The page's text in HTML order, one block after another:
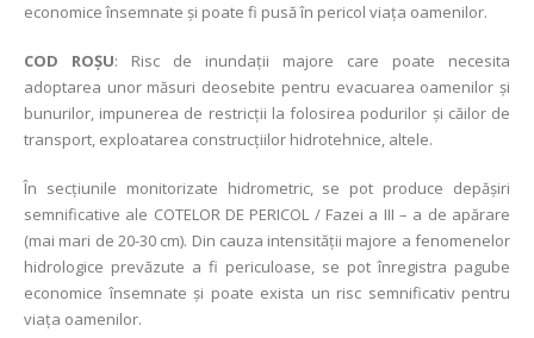
economice însemnate și poate fi pusă în pericol viața oamenilor.
COD ROŞU: Risc de inundații majore care poate necesita
adoptarea unor măsuri deosebite pentru evacuarea oamenilor şi
bunurilor, impunerea de restricţii la folosirea podurilor şi căilor de
transport, exploatarea construcţiilor hidrotehnice, altele.
În secţiunile monitorizate hidrometric, se pot produce depășiri
semnificative ale COTELOR DE PERICOL / Fazei a III – a de apărare
(mai mari de 20-30 cm). Din cauza intensității majore a fenomenelor
hidrologice prevăzute a fi periculoase, se pot înregistra pagube
economice însemnate şi poate exista un risc semnificativ pentru
viața oamenilor.